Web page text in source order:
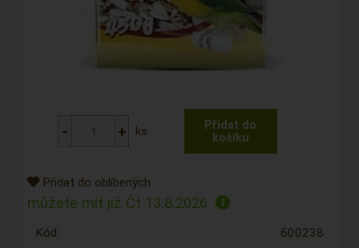
ks
Přidat do oblíbených
můžete mít již Čt 13.8.2026
Kód:
600238